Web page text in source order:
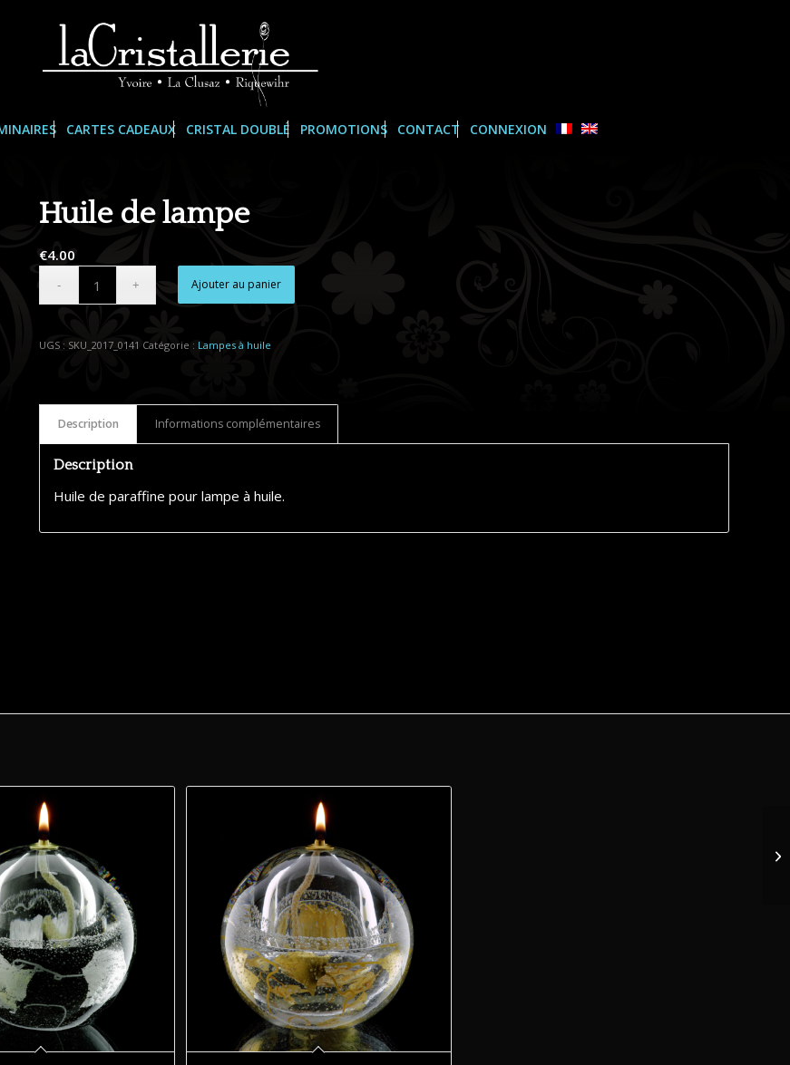
CARTES CADEAUX CRISTAL DOUBLÉ PROMOTIONS CONTACT CONNEXION
Huile de lampe
€4.00
Ajouter au panier
UGS : SKU_2017_0141 Catégorie : Lampes à huile
Description Informations complémentaires
Description
Huile de paraffine pour lampe à huile.